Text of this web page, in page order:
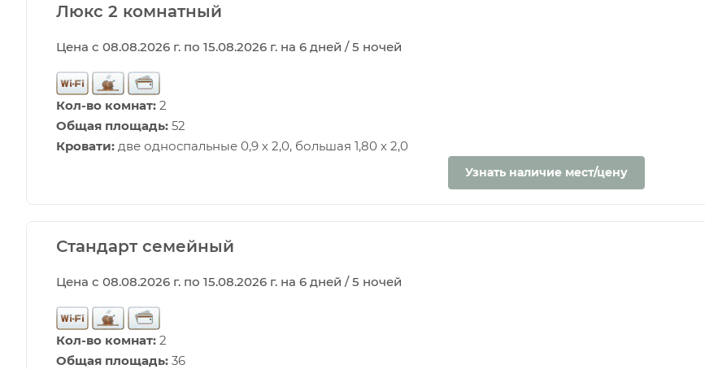
Люкс 2 комнатный
Цена с 08.08.2026 г. по 15.08.2026 г. на 6 дней / 5 ночей
Кол-во комнат: 2
Общая площадь: 52
Кровати: две односпальные 0,9 х 2,0, большая 1,80 х 2,0
Узнать наличие мест/цену
Стандарт семейный
Цена с 08.08.2026 г. по 15.08.2026 г. на 6 дней / 5 ночей
Кол-во комнат: 2
Общая площадь: 36